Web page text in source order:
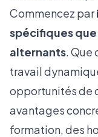
Commencez par
spécifiques
alternants. Que
travail
opportunités de
avantages
formation, des